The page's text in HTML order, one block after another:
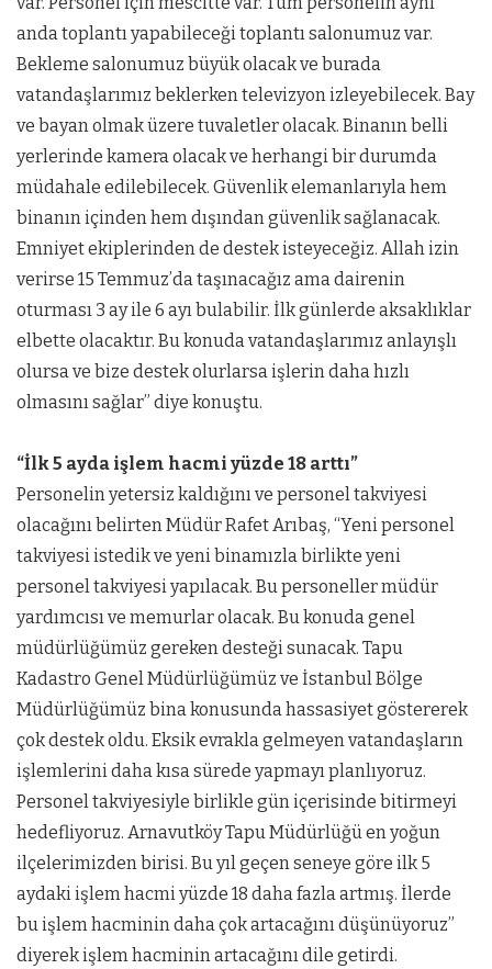
anda toplantı yapabileceği toplantı salonumuz var.
Bekleme salonumuz büyük olacak ve burada
vatandaşlarımız beklerken televizyon izleyebilecek. Bay
ve bayan olmak üzere tuvaletler olacak. Binanın belli
yerlerinde kamera olacak ve herhangi bir durumda
müdahale edilebilecek. Güvenlik elemanlarıyla hem
binanın içinden hem dışından güvenlik sağlanacak.
Emniyet ekiplerinden de destek isteyeceğiz. Allah izin
verirse 15 Temmuz’da taşınacağız ama dairenin
oturması 3 ay ile 6 ayı bulabilir. İlk günlerde aksaklıklar
elbette olacaktır. Bu konuda vatandaşlarımız anlayışlı
olursa ve bize destek olurlarsa işlerin daha hızlı
olmasını sağlar” diye konuştu.
“İlk 5 ayda işlem hacmi yüzde 18 arttı”
Personelin yetersiz kaldığını ve personel takviyesi
olacağını belirten Müdür Rafet Arıbaş, “Yeni personel
takviyesi istedik ve yeni binamızla birlikte yeni
personel takviyesi yapılacak. Bu personeller müdür
yardımcısı ve memurlar olacak. Bu konuda genel
müdürlüğümüz gereken desteği sunacak. Tapu
Kadastro Genel Müdürlüğümüz ve İstanbul Bölge
Müdürlüğümüz bina konusunda hassasiyet göstererek
çok destek oldu. Eksik evrakla gelmeyen vatandaşların
işlemlerini daha kısa sürede yapmayı planlıyoruz.
Personel takviyesiyle birlikle gün içerisinde bitirmeyi
hedefliyoruz. Arnavutköy Tapu Müdürlüğü en yoğun
ilçelerimizden birisi. Bu yıl geçen seneye göre ilk 5
aydaki işlem hacmi yüzde 18 daha fazla artmış. İlerde
bu işlem hacminin daha çok artacağını düşünüyoruz”
diyerek işlem hacminin artacağını dile getirdi.